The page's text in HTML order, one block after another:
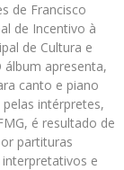
de Francisco
de Incentivo à
de Cultura e
álbum apresenta,
canto e piano
intérpretes,
é resultado de
partituras
e